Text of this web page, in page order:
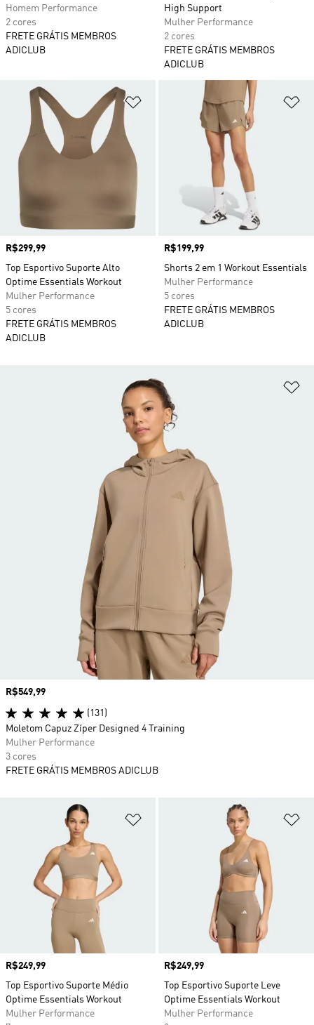
Homem Performance
2 cores
FRETE GRÁTIS MEMBROS
ADICLUB
High Support
Mulher Performance
2 cores
FRETE GRÁTIS MEMBROS
ADICLUB
Adicionar à Lista de Desejos
Preço
R$299,99
Top Esportivo Suporte Alto
Optime Essentials Workout
Mulher Performance
5 cores
FRETE GRÁTIS MEMBROS
ADICLUB
Preço
R$199,99
Shorts 2 em 1 Workout Essentials
Mulher Performance
5 cores
FRETE GRÁTIS MEMBROS
ADICLUB
Adicionar à Lista de Desejos
Preço
R$249,99
Top Esportivo Suporte Médio
Optime Essentials Workout
Mulher Performance
Preço
R$249,99
Top Esportivo Suporte Leve
Optime Essentials Workout
Mulher Performance
Preço
R$549,99
(131)
Moletom Capuz Zíper Designed 4 Training
Mulher Performance
3 cores
FRETE GRÁTIS MEMBROS ADICLUB